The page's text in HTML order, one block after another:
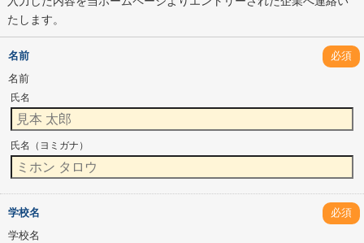
たします。
名前
必須
名前
氏名
氏名（ヨミガナ）
学校名
必須
学校名